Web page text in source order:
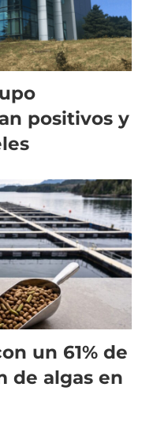
positivos y
un 61% de
de algas en